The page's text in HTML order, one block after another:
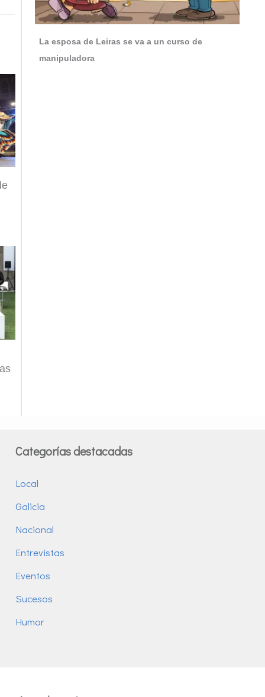
La esposa de Leiras se va a un curso de
manipuladora
Categorías destacadas
Local
Galicia
Nacional
Entrevistas
Eventos
Sucesos
Humor